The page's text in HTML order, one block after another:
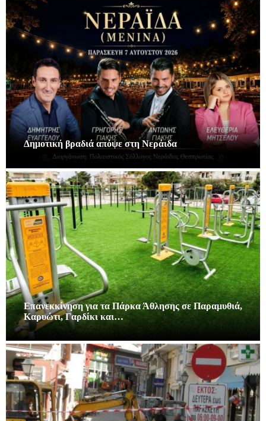
Δημοτική βραδιά απόψε στη Νεράιδα
Επανεκκίνηση για τα Πάρκα Άθλησης σε Παραμυθιά,
Καρυώτι, Γαρδίκι και…